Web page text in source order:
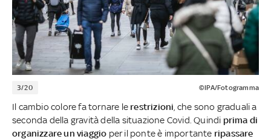
3/20 ©IPA/Fotogramma
Il cambio colore fa tornare le restrizioni , che sono graduali a
seconda della gravità della situazione Covid. Quindi prima di
organizzare un viaggio per il ponte è importante ripassare